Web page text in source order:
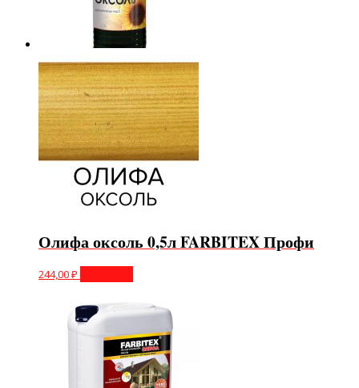
Олифа оксоль 0,5л FARBITEX Профи
244,00₽